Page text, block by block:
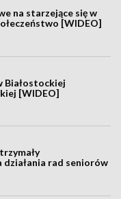
na starzejące się w
[WIDEO]
Białostockiej
[WIDEO]
działania rad seniorów